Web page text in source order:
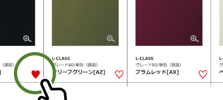
子育てグリーン住宅支援事業
子育て世帯などに対して、「ZEH水準を大きく上
コ